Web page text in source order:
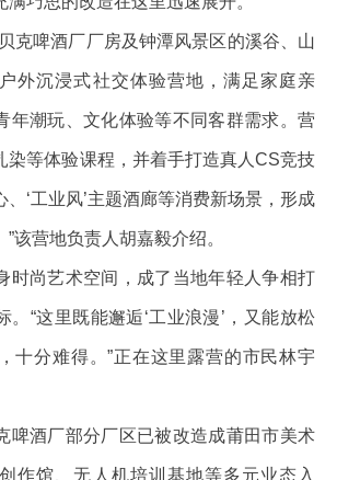
克啤酒厂厂房及钟潭风景区的溪谷、山
外沉浸式社交体验营地，满足家庭亲
年潮玩、文化体验等不同客群需求。营
染等体验课程，并着手打造真人CS竞技
‘工业风’主题酒廊等消费新场景，形成
该营地负责人胡嘉毅介绍。
时尚艺术空间，成了当地年轻人争相打
。“这里既能邂逅‘工业浪漫’，又能放松
十分难得。”正在这里露营的市民林宇
啤酒厂部分厂区已被改造成莆田市美术
作馆、无人机培训基地等多元业态入